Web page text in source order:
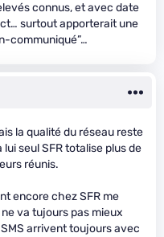
connus, et avec date
surtout apporterait une
communiqué”…
la qualité du réseau reste
seul SFR totalise plus de
réunis.
encore chez SFR me
va tujours pas mieux
arrivent toujours avec